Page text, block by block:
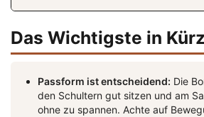
Das Wichtigste in
Passform ist entscheidend: Die
den Schultern gut sitzen und am
ohne zu spannen. Achte auf